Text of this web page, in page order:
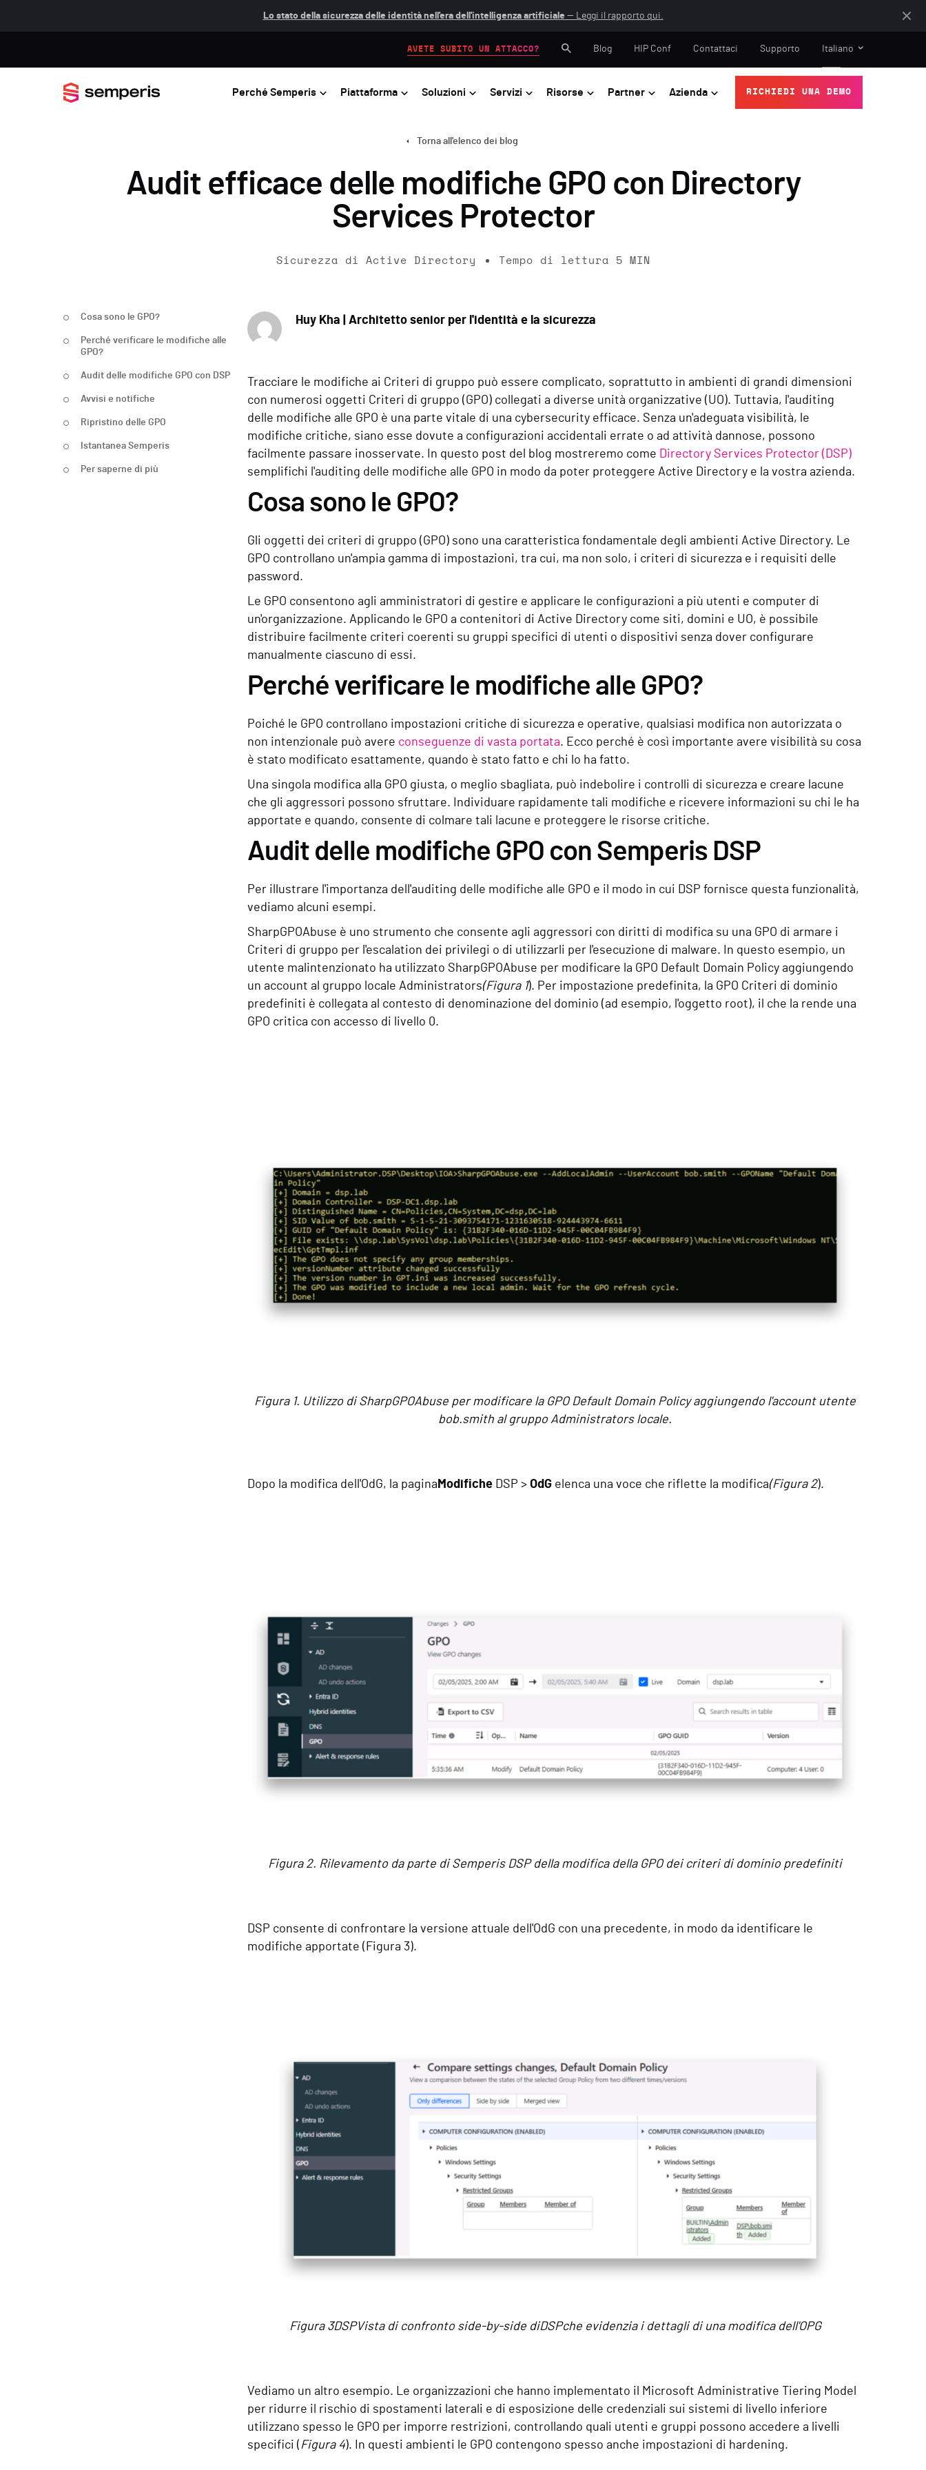
Lo stato della sicurezza delle identità nell'era dell'intelligenza artificiale — Leggi il rapporto qui.
Perché Semperis Piattaforma Soluzioni Servizi Risorse Partner Azienda RICHIEDI UNA DEMO
AVETE SUBITO UN ATTACCO? Blog HIP Conf Contattaci Supporto Italiano
Torna all'elenco dei blog
Audit efficace delle modifiche GPO con Directory
Services Protector
Sicurezza di Active Directory Tempo di lettura 5 MIN
Cosa sono le GPO?
Perché verificare le modifiche alle
GPO?
Audit delle modifiche GPO con DSP
Avvisi e notifiche
Ripristino delle GPO
Istantanea Semperis
Per saperne di più
Huy Kha | Architetto senior per l'identità e la sicurezza
Tracciare le modifiche ai Criteri di gruppo può essere complicato, soprattutto in ambienti di grandi dimensioni
con numerosi oggetti Criteri di gruppo (GPO) collegati a diverse unità organizzative (UO). Tuttavia, l'auditing
delle modifiche alle GPO è una parte vitale di una cybersecurity efficace. Senza un'adeguata visibilità, le
modifiche critiche, siano esse dovute a configurazioni accidentali errate o ad attività dannose, possono
facilmente passare inosservate. In questo post del blog mostreremo come Directory Services Protector (DSP)
semplifichi l'auditing delle modifiche alle GPO in modo da poter proteggere Active Directory e la vostra azienda.
Cosa sono le GPO?
Gli oggetti dei criteri di gruppo (GPO) sono una caratteristica fondamentale degli ambienti Active Directory. Le
GPO controllano un'ampia gamma di impostazioni, tra cui, ma non solo, i criteri di sicurezza e i requisiti delle
password.
Le GPO consentono agli amministratori di gestire e applicare le configurazioni a più utenti e computer di
un'organizzazione. Applicando le GPO a contenitori di Active Directory come siti, domini e UO, è possibile
distribuire facilmente criteri coerenti su gruppi specifici di utenti o dispositivi senza dover configurare
manualmente ciascuno di essi.
Perché verificare le modifiche alle GPO?
Poiché le GPO controllano impostazioni critiche di sicurezza e operative, qualsiasi modifica non autorizzata o
non intenzionale può avere conseguenze di vasta portata. Ecco perché è così importante avere visibilità su cosa
è stato modificato esattamente, quando è stato fatto e chi lo ha fatto.
Una singola modifica alla GPO giusta, o meglio sbagliata, può indebolire i controlli di sicurezza e creare lacune
che gli aggressori possono sfruttare. Individuare rapidamente tali modifiche e ricevere informazioni su chi le ha
apportate e quando, consente di colmare tali lacune e proteggere le risorse critiche.
Audit delle modifiche GPO con Semperis DSP
Per illustrare l'importanza dell'auditing delle modifiche alle GPO e il modo in cui DSP fornisce questa funzionalità,
vediamo alcuni esempi.
SharpGPOAbuse è uno strumento che consente agli aggressori con diritti di modifica su una GPO di armare i
Criteri di gruppo per l'escalation dei privilegi o di utilizzarli per l'esecuzione di malware. In questo esempio, un
utente malintenzionato ha utilizzato SharpGPOAbuse per modificare la GPO Default Domain Policy aggiungendo
un account al gruppo locale Administrators(Figura 1). Per impostazione predefinita, la GPO Criteri di dominio
predefiniti è collegata al contesto di denominazione del dominio (ad esempio, l'oggetto root), il che la rende una
GPO critica con accesso di livello 0.
Figura 1. Utilizzo di SharpGPOAbuse per modificare la GPO Default Domain Policy aggiungendo l'account utente
bob.smith al gruppo Administrators locale.
Dopo la modifica dell'OdG, la pagina Modifiche DSP > OdG elenca una voce che riflette la modifica(Figura 2).
Figura 2. Rilevamento da parte di Semperis DSP della modifica della GPO dei criteri di dominio predefiniti
DSP consente di confrontare la versione attuale dell'OdG con una precedente, in modo da identificare le
modifiche apportate (Figura 3).
Figura 3DSPVista di confronto side-by-side diDSPche evidenzia i dettagli di una modifica dell'OPG
Vediamo un altro esempio. Le organizzazioni che hanno implementato il Microsoft Administrative Tiering Model
per ridurre il rischio di spostamenti laterali e di esposizione delle credenziali sui sistemi di livello inferiore
utilizzano spesso le GPO per imporre restrizioni, controllando quali utenti e gruppi possono accedere a livelli
specifici (Figura 4). In questi ambienti le GPO contengono spesso anche impostazioni di hardening.